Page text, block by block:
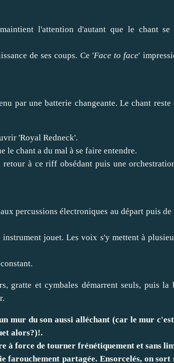
l'attention d'autant que le chant se
de ses coups. Ce 'Face to face'
par une batterie changeante. Le chant reste
'Royal Redneck'.
chant a du mal à se faire entendre.
à ce riff obsédant puis une
percussions électroniques au départ puis de
jouet. Les voix s'y mettent à
gratte et cymbales démarrent seuls, puis la
mur du son aussi alléchant (car le mur
alors?)!.
à force de tourner frénétiquement et sans
farouchement partagée. Ensorcelés, on sort